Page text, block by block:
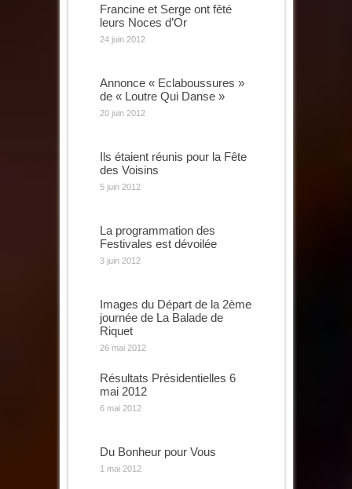
Francine et Serge ont fêté
leurs Noces d’Or
24 juin 2012
Annonce « Eclaboussures »
de « Loutre Qui Danse »
20 juin 2012
Ils étaient réunis pour la Fête
des Voisins
5 juin 2012
La programmation des
Festivales est dévoilée
3 juin 2012
Images du Départ de la 2ème
journée de La Balade de
Riquet
26 mai 2012
Résultats Présidentielles 6
mai 2012
6 mai 2012
Du Bonheur pour Vous
1 mai 2012